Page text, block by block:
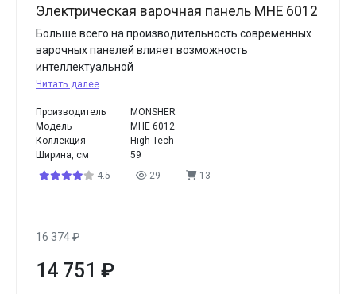
Электрическая варочная панель MHE 6012
Больше всего на производительность современных
варочных панелей влияет возможность
интеллектуальной
Читать далее
Производитель
MONSHER
Модель
MHE 6012
Коллекция
High-Tech
Ширина, см
59
4.5
29 13
16 374₽
14 751 ₽